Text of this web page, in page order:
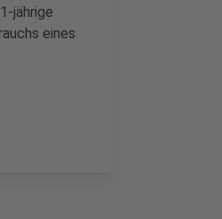
jährige
eines